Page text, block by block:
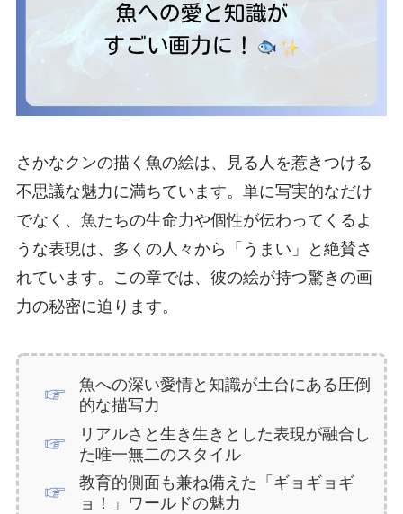
さかなクンの描く魚の絵は、見る人を惹きつける
不思議な魅力に満ちています。単に写実的なだけ
でなく、魚たちの生命力や個性が伝わってくるよ
うな表現は、多くの人々から「うまい」と絶賛さ
れています。この章では、彼の絵が持つ驚きの画
力の秘密に迫ります。
魚への深い愛情と知識が土台にある圧倒
的な描写力
リアルさと生き生きとした表現が融合し
た唯一無二のスタイル
教育的側面も兼ね備えた「ギョギョギ
ョ！」ワールドの魅力